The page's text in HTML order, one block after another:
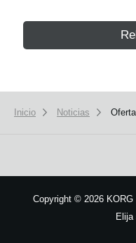
Inicio Noticias
Copyright © 2026